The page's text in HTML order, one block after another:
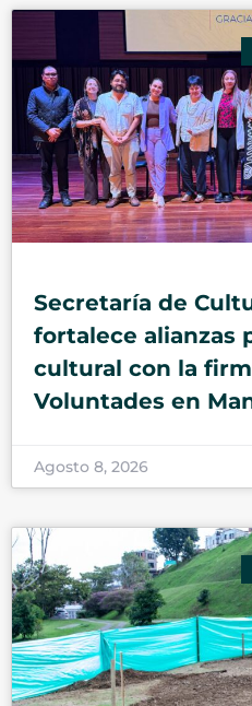
Secretaría de
fortalece alianzas
cultural con la
Voluntades en
Agosto 8, 2026